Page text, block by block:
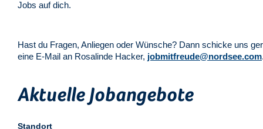
Jobs auf dich.
Hast du Fragen, Anliegen oder Wünsche? Dann schicke uns
eine E-Mail an Rosalinde Hacker, jobmitfreude@nordsee.com
Aktuelle Jobangebote
Standort